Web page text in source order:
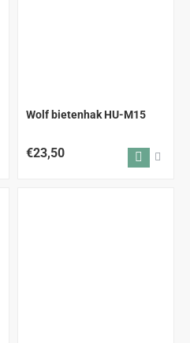
Wolf bietenhak HU-M15
€23,50